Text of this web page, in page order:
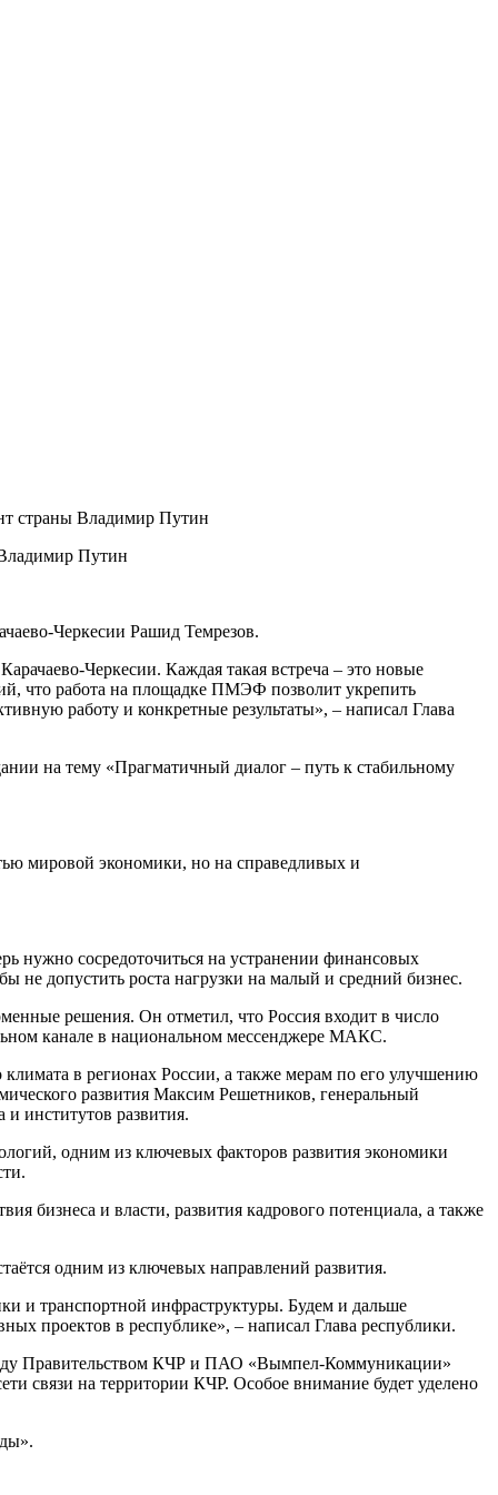
Путин
Черкесии Рашид Темрезов.
Черкесии. Каждая такая встреча – это новые
что работа на площадке ПМЭФ позволит укрепить
работу и конкретные результаты», – написал Глава
на тему «Прагматичный диалог – путь к стабильному
мировой экономики, но на справедливых и
нужно сосредоточиться на устранении финансовых
не допустить роста нагрузки на малый и средний бизнес.
решения. Он отметил, что Россия входит в число
канале в национальном мессенджере МАКС.
в регионах России, а также мерам по его улучшению
развития Максим Решетников, генеральный
и институтов развития.
одним из ключевых факторов развития экономики
бизнеса и власти, развития кадрового потенциала, а также
одним из ключевых направлений развития.
и транспортной инфраструктуры. Будем и дальше
проектов в республике», – написал Глава республики.
Правительством КЧР и ПАО «Вымпел-Коммуникации»
связи на территории КЧР. Особое внимание будет уделено